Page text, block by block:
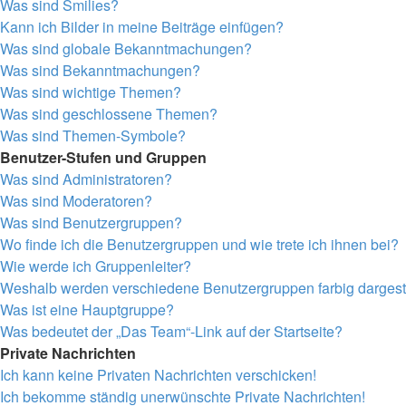
Was sind Smilies?
Kann ich Bilder in meine Beiträge einfügen?
Was sind globale Bekanntmachungen?
Was sind Bekanntmachungen?
Was sind wichtige Themen?
Was sind geschlossene Themen?
Was sind Themen-Symbole?
Benutzer-Stufen und Gruppen
Was sind Administratoren?
Was sind Moderatoren?
Was sind Benutzergruppen?
Wo finde ich die Benutzergruppen und wie trete ich ihnen bei?
Wie werde ich Gruppenleiter?
Weshalb werden verschiedene Benutzergruppen farbig
Was ist eine Hauptgruppe?
Was bedeutet der „Das Team“-Link auf der Startseite?
Private Nachrichten
Ich kann keine Privaten Nachrichten verschicken!
Ich bekomme ständig unerwünschte Private Nachrichten!